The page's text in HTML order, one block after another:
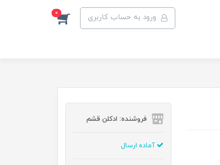
ورود به حساب کاربری 0
فروشنده: ادکلن قشم
آماده ارسال